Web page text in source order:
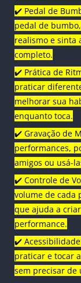
✔️ Pedal de
pedal de
realismo e sinta
completo.
✔️ Prática de
praticar
melhorar sua
enquanto toca.
✔️ Gravação de
performances,
amigos ou usá-
✔️ Controle de
volume de cada
que ajuda a
performance.
✔️
praticar e tocar
sem precisar de